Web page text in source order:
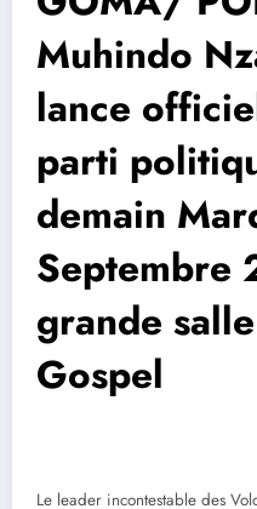
Muhindo
lance
parti
demain
Septembre
grande
Gospel
Le leader incontestable des